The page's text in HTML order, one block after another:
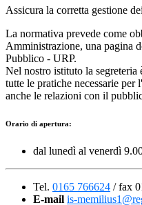
Assicura la corretta gestione
La normativa prevede come
Amministrazione, una pagina
Pubblico - URP.
Nel nostro istituto la segreteria
tutte le pratiche necessarie
anche le relazioni con il
Orario di apertura:
dal lunedì al venerdì
Tel. 0165 766624 / fax
E-mail is-